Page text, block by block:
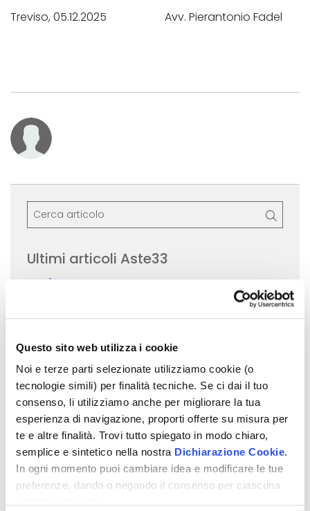
Questo sito web utilizza i cookie
Noi e terze parti selezionate utilizziamo cookie (o
tecnologie simili) per finalità tecniche. Se ci dai il tuo
consenso, li utilizziamo anche per migliorare la tua
esperienza di navigazione, proporti offerte su misura per
te e altre finalità. Trovi tutto spiegato in modo chiaro,
semplice e sintetico nella nostra Dichiarazione Cookie.
In ogni momento puoi cambiare idea e modificare le tue
preferenze, dando o negando il consenso per ciascuna
Treviso, 05.12.2025 Avv. Pierantonio Fadel
Ultimi articoli Aste33
Cortina d'Ampezzo, un opificio
aggiudicato a €780.000: cosa
vendita complessa
Nessuno scommetteva su
questa casa. Tre persone
invece sì.
GIUGNO 2026